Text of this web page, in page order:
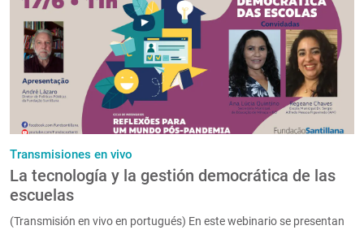
PT
Transmisiones en vivo
La tecnología y la gestión democrática de las
escuelas
(Transmisión en vivo en portugués) En este webinario se presentan